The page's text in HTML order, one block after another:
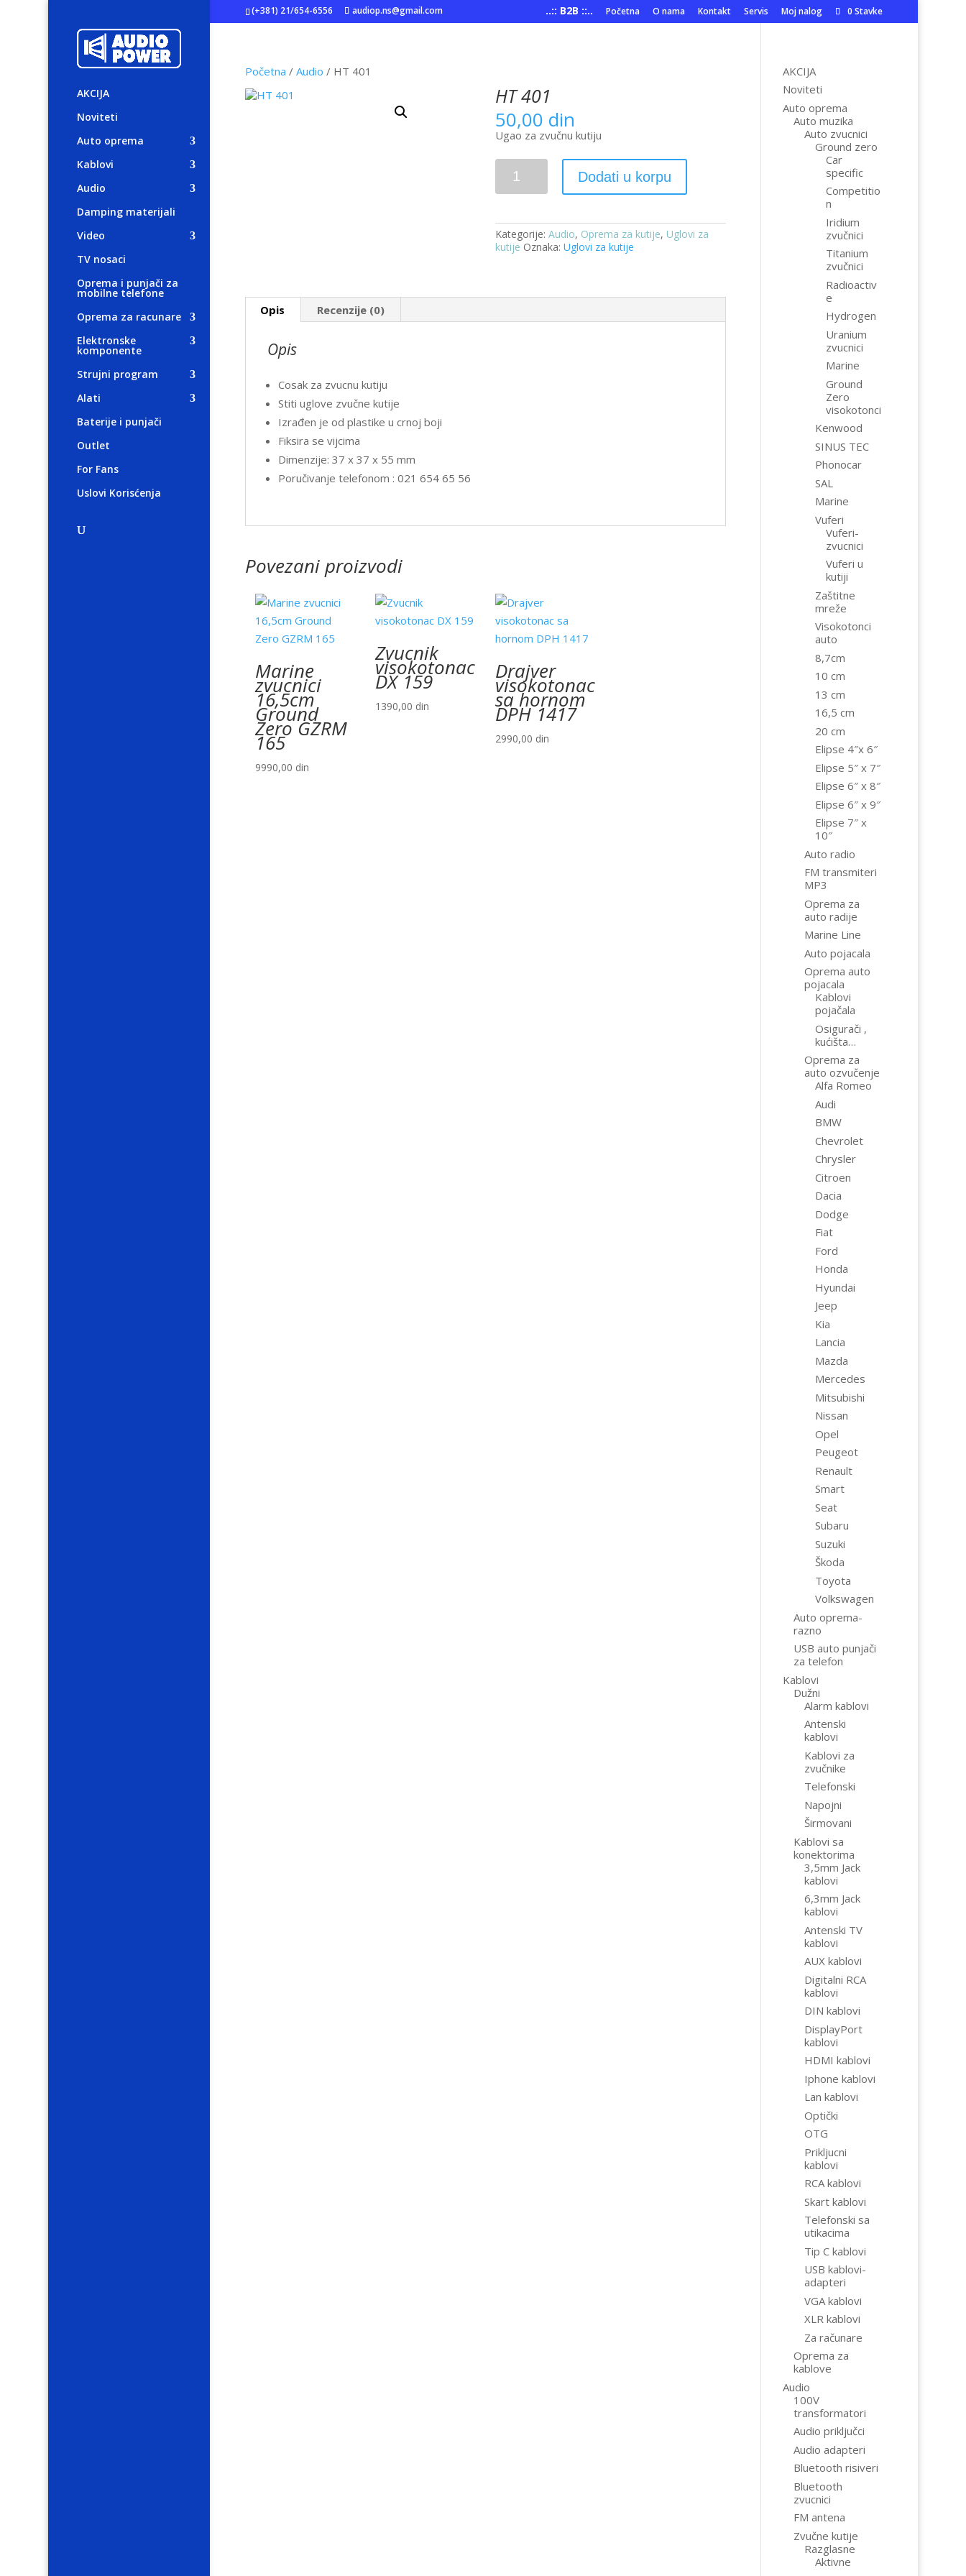
(+381) 21/654-6556 audiop.ns@gmail.com ..:: B2B ::.. Početna O nama Kontakt Servis Moj nalog 0 Stavke
AKCIJA
Noviteti
Auto oprema
Kablovi
Audio
Damping materijali
Video
TV nosaci
Oprema i punjači za
mobilne telefone
Oprema za racunare
Elektronske
komponente
Strujni program
Alati
Baterije i punjači
Outlet
For Fans
Uslovi Korisćenja
Početna /Audio / HT 401
HT 401
50,00 din
Ugao za zvučnu kutiju
HT
401
količina
Dodati u korpu
Kategorije:Audio, Oprema za kutije, Uglovi za
kutije Oznaka:Uglovi za kutije
Opis Recenzije (0)
Opis
Cosak za zvucnu kutiju
Stiti uglove zvučne kutije
Izrađen je od plastike u crnoj boji
Fiksira se vijcima
Dimenzije: 37 x 37 x 55 mm
Poručivanje telefonom : 021 654 65 56
Povezani proizvodi
Marine
zvucnici
16,5cm
Ground
Zero GZRM
165
9990,00 din
Zvucnik
visokotonac
DX 159
1390,00 din
Drajver
visokotonac
sa hornom
DPH 1417
2990,00 din
AKCIJA
Noviteti
Auto oprema
Auto muzika
Auto zvucnici
Ground zero
Car
specific
Competitio
n
Iridium
zvučnici
Titanium
zvučnici
Radioactiv
e
Hydrogen
Uranium
zvucnici
Marine
Ground
Zero
visokotonci
Kenwood
SINUS TEC
Phonocar
SAL
Marine
Vuferi
Vuferi-
zvucnici
Vuferi u
kutiji
Zaštitne
mreže
Visokotonci
auto
8,7cm
10 cm
13 cm
16,5 cm
20 cm
Elipse 4″x 6″
Elipse 5″ x 7″
Elipse 6″ x 8″
Elipse 6″ x 9″
Elipse 7″ x
10″
Auto radio
FM transmiteri
MP3
Oprema za
auto radije
Marine Line
Auto pojacala
Oprema auto
pojacala
Kablovi
pojačala
Osigurači ,
kućišta…
Oprema za
auto ozvučenje
Alfa Romeo
Audi
BMW
Chevrolet
Chrysler
Citroen
Dacia
Dodge
Fiat
Ford
Honda
Hyundai
Jeep
Kia
Lancia
Mazda
Mercedes
Mitsubishi
Nissan
Opel
Peugeot
Renault
Smart
Seat
Subaru
Suzuki
Škoda
Toyota
Volkswagen
Auto oprema-
razno
USB auto punjači
za telefon
Kablovi
Dužni
Alarm kablovi
Antenski
kablovi
Kablovi za
zvučnike
Telefonski
Napojni
Širmovani
Kablovi sa
konektorima
3,5mm Jack
kablovi
6,3mm Jack
kablovi
Antenski TV
kablovi
AUX kablovi
Digitalni RCA
kablovi
DIN kablovi
DisplayPort
kablovi
HDMI kablovi
Iphone kablovi
Lan kablovi
Optički
OTG
Prikljucni
kablovi
RCA kablovi
Skart kablovi
Telefonski sa
utikacima
Tip C kablovi
USB kablovi-
adapteri
VGA kablovi
XLR kablovi
Za računare
Oprema za
kablove
Audio
100V
transformatori
Audio priključci
Audio adapteri
Bluetooth risiveri
Bluetooth
zvucnici
FM antena
Zvučne kutije
Razglasne
Aktivne